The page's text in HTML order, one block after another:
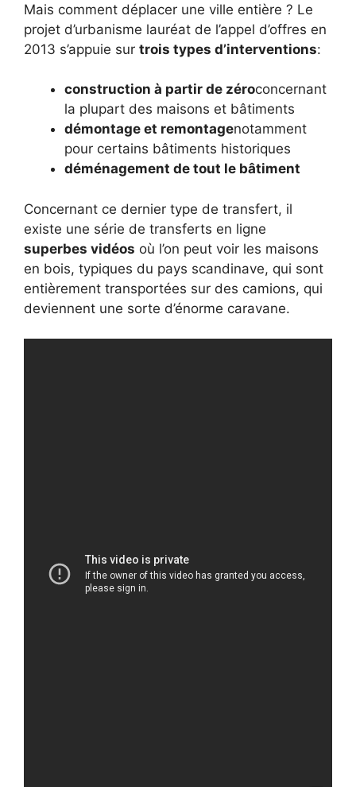
Mais comment déplacer une ville entière ? Le
projet d’urbanisme lauréat de l’appel d’offres en
2013 s’appuie sur trois types d’interventions:
construction à partir de zéroconcernant
la plupart des maisons et bâtiments
démontage et remontagenotamment
pour certains bâtiments historiques
déménagement de tout le bâtiment
Concernant ce dernier type de transfert, il
existe une série de transferts en ligne
superbes vidéos où l’on peut voir les maisons
en bois, typiques du pays scandinave, qui sont
entièrement transportées sur des camions, qui
deviennent une sorte d’énorme caravane.